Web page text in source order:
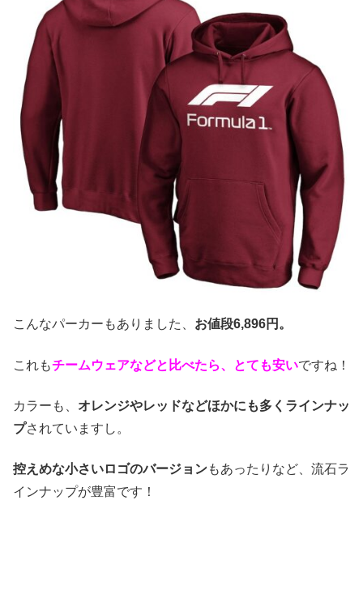
こんなパーカーもありました、 お値段6,896円。
これもチームウェアなどと比べたら、とても安いですね！
カラーも、 オレンジやレッドなどほかにも多くラインナッ
プされていますし。
控えめな小さいロゴのバージョンもあったりなど、流石ラ
インナップが豊富です！